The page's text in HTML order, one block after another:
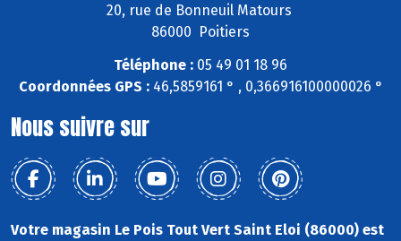
20, rue de Bonneuil Matours
86000 Poitiers
Téléphone : 05 49 01 18 96
Coordonnées GPS :46,5859161 ° , 0,366916100000026 °
Nous suivre sur
Votre magasin Le Pois Tout Vert Saint Eloi (86000) est